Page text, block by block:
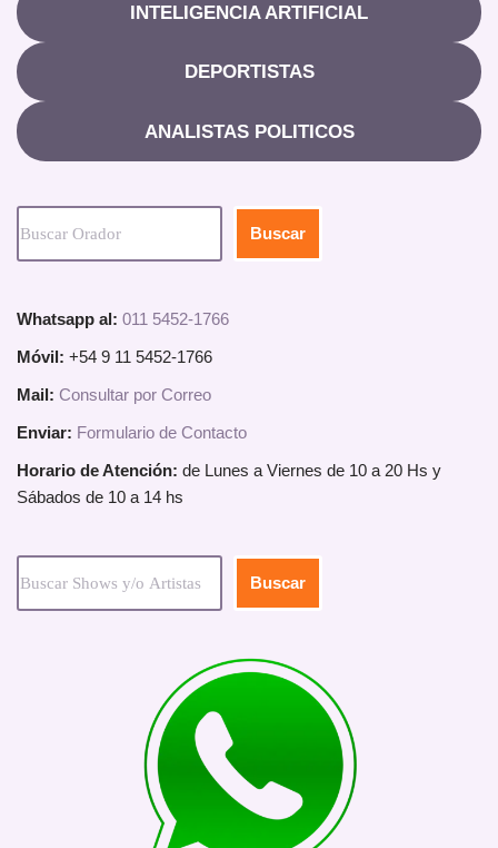
INTELIGENCIA ARTIFICIAL
DEPORTISTAS
ANALISTAS POLITICOS
Buscar
Whatsapp al: 011 5452-1766
Móvil: +54 9 11 5452-1766
Mail: Consultar por Correo
Enviar: Formulario de Contacto
Horario de Atención: de Lunes a Viernes de 10 a 20 Hs y
Sábados de 10 a 14 hs
Buscar